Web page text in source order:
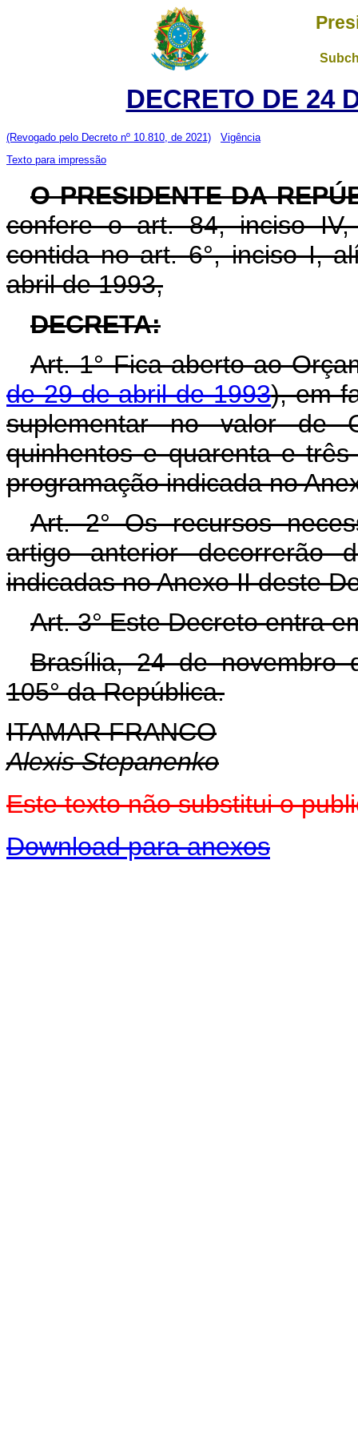
DECRETO DE 24
(Revogado pelo Decreto nº 10.810, de 2021)
Vigência
Texto para impressão
O PRESIDENTE DA
confere o art. 84, inciso
contida no art. 6°, inciso I,
abril de 1993,
DECRETA:
Art. 1° Fica aberto ao
de 29 de abril de 1993), em
suplementar no valor de
quinhentos e quarenta e
programação indicada no
Art. 2° Os recursos
artigo anterior decorrerão
indicadas no Anexo II deste
Art. 3° Este Decreto entra
Brasília, 24 de novembro
105° da República.
ITAMAR FRANCO
Alexis Stepanenko
Este texto não substitui o
Download para anexos